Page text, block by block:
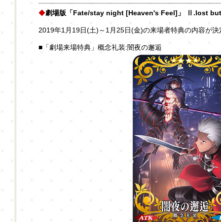
◆劇場版「Fate/stay night [Heaven's Feel]」 Ⅱ.lost
2019年1月19日(土)～1月25日(金)の来場者特典の内容が
■「劇場来場特典」概念礼装:闇夜の邂逅